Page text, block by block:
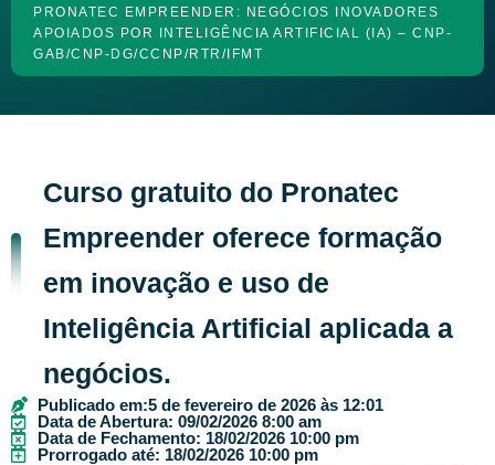
PRONATEC EMPREENDER: NEGÓCIOS INOVADORES
APOIADOS POR INTELIGÊNCIA ARTIFICIAL (IA) – CNP-
GAB/CNP-DG/CCNP/RTR/IFMT
Curso gratuito do Pronatec
Empreender oferece formação
em inovação e uso de
Inteligência Artificial aplicada a
negócios.
Publicado em:5 de fevereiro de 2026 às 12:01
Data de Abertura: 09/02/2026 8:00 am
Data de Fechamento: 18/02/2026 10:00 pm
Prorrogado até: 18/02/2026 10:00 pm